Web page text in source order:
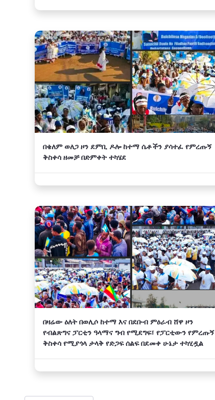
በቄለም ወለጋ ዞን ደምቢ ዶሎ ከተማ ሴቶችን ያሳተፈ የምረጡኝ
ቅስቀሳ ዘመቻ በድምቀት ተካሄደ
በዛሬው ዕለት በወሊሶ ከተማ እና በደቡብ ምዕራብ ሸዋ ዞን
የብልጽግና ፓርቲን ዓላማና ግብ የሚደግፍ፣ የፓርቲውን የምረጡኝ
ቅስቀሳ የሚያጎላ ታላቅ የድጋፍ ሰልፍ በደመቀ ሁኔታ ተካሂዷል